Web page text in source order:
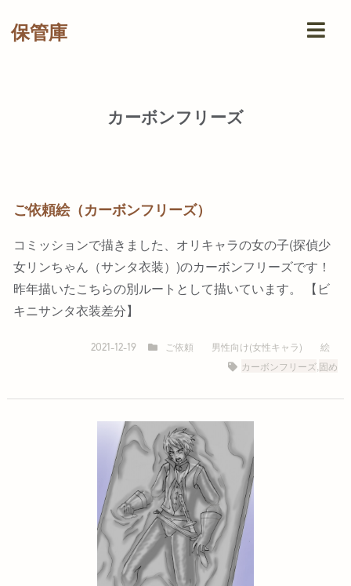
保管庫
カーボンフリーズ
ご依頼絵（カーボンフリーズ）
コミッションで描きました、オリキャラの女の子(探偵少
女リンちゃん（サンタ衣装）)のカーボンフリーズです！
昨年描いたこちらの別ルートとして描いています。 【ビ
キニサンタ衣装差分】
2021-12-19 ご依頼 男性向け(女性キャラ)
絵
カーボンフリーズ 固め